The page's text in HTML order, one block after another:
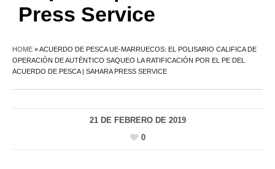
Press Service
HOME »ACUERDO DE PESCA UE-MARRUECOS: EL POLISARIO CALIFICA DE
OPERACIÓN DE AUTÉNTICO SAQUEO LA RATIFICACIÓN POR EL PE DEL
ACUERDO DE PESCA | SAHARA PRESS SERVICE
21 DE FEBRERO DE 2019
0